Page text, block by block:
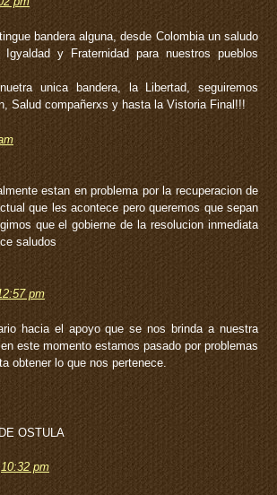
bandera alguna, desde Colombia un saludo
y Fraternidad para nuestros pueblos
unica bandera, la Libertad, seguiremos
Salud compañerxs y hasta la Vistoria Final!!!
estan en problema por la recuperacion de
que les acontece pero queremos que sepan
que el gobierne de la resolucion inmediata
saludos
pm
hacia el apoyo que se nos brinda a nuestra
este momento estamos pasado por problemas
obtener lo que nos pertenece.
OSTULA
10:32 pm